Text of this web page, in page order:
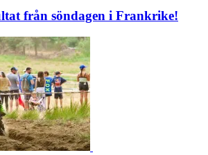
från söndagen i Frankrike!